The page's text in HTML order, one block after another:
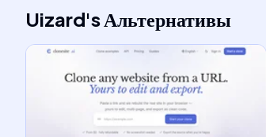
Uizard'sАльтернативы